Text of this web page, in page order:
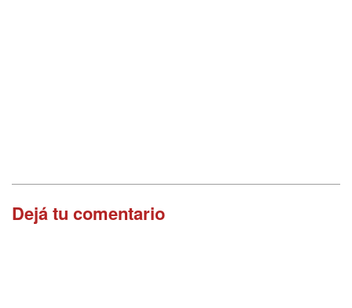
Dejá tu comentario